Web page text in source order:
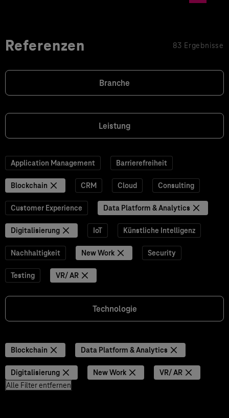
Referenzen 83 Ergebnisse
Branche
Leistung
Application Management Barrierefreiheit
Blockchain CRM Cloud Consulting
Customer Experience Data Platform & Analytics
Digitalisierung IoT Künstliche Intelligenz
Nachhaltigkeit New Work Security
Testing VR/ AR
Technologie
Blockchain Data Platform & Analytics
Digitalisierung New Work
VR/ AR
Alle Filter entfernen